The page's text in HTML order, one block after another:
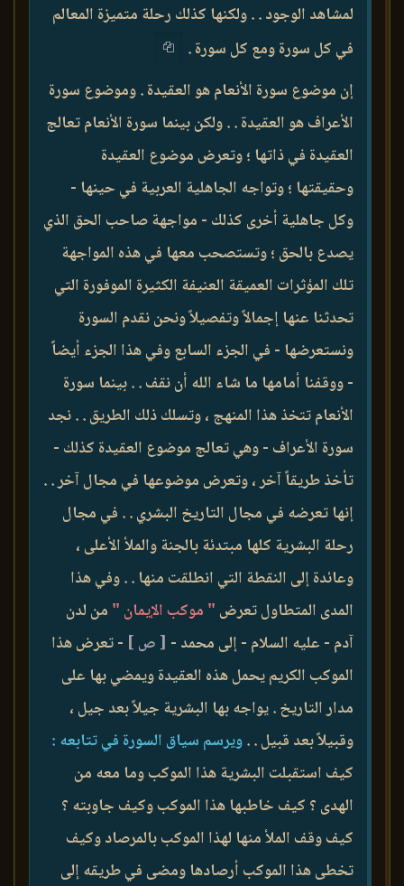
لمشاهد الوجود . . ولكنها كذلك رحلة متميزة المعالم
في كل سورة ومع كل سورة .
إن موضوع سورة الأنعام هو العقيدة . وموضوع سورة
الأعراف هو العقيدة . . ولكن بينما سورة الأنعام تعالج
العقيدة في ذاتها ؛ وتعرض موضوع العقيدة
وحقيقتها ؛ وتواجه الجاهلية العربية في حينها -
وكل جاهلية أخرى كذلك - مواجهة صاحب الحق الذي
يصدع بالحق ؛ وتستصحب معها في هذه المواجهة
تلك المؤثرات العميقة العنيفة الكثيرة الموفورة التي
تحدثنا عنها إجمالاً وتفصيلاً ونحن نقدم السورة
ونستعرضها - في الجزء السابع وفي هذا الجزء أيضاً
- ووقفنا أمامها ما شاء الله أن نقف . . بينما سورة
الأنعام تتخذ هذا المنهج ، وتسلك ذلك الطريق . . نجد
سورة الأعراف - وهي تعالج موضوع العقيدة كذلك -
تأخذ طريقاً آخر ، وتعرض موضوعها في مجال آخر . .
إنها تعرضه في مجال التاريخ البشري . . في مجال
رحلة البشرية كلها مبتدئة بالجنة والملأ الأعلى ،
وعائدة إلى النقطة التي انطلقت منها . . وفي هذا
المدى المتطاول تعرض " موكب الإيمان " من لدن
آدم - عليه السلام - إلى محمد - [ ص ] - تعرض هذا
الموكب الكريم يحمل هذه العقيدة ويمضي بها على
مدار التاريخ . يواجه بها البشرية جيلاً بعد جيل ،
وقبيلاً بعد قبيل . .ويرسم سياق السورة في تتابعه :
كيف استقبلت البشرية هذا الموكب وما معه من
الهدى ؟ كيف خاطبها هذا الموكب وكيف جاوبته ؟
كيف وقف الملأ منها لهذا الموكب بالمرصاد وكيف
تخطى هذا الموكب أرصادها ومضى في طريقه إلى